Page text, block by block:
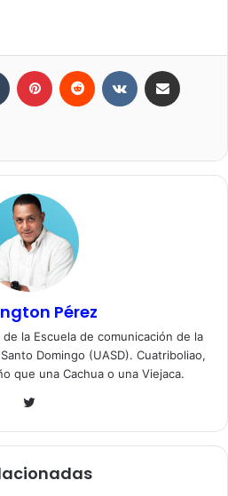
Tumblr Pinterest Reddit VKontakte
Pérez
la Escuela de comunicación de la
Domingo (UASD). Cuatriboliao,
que una Cachua o una Viejaca.
Twitter